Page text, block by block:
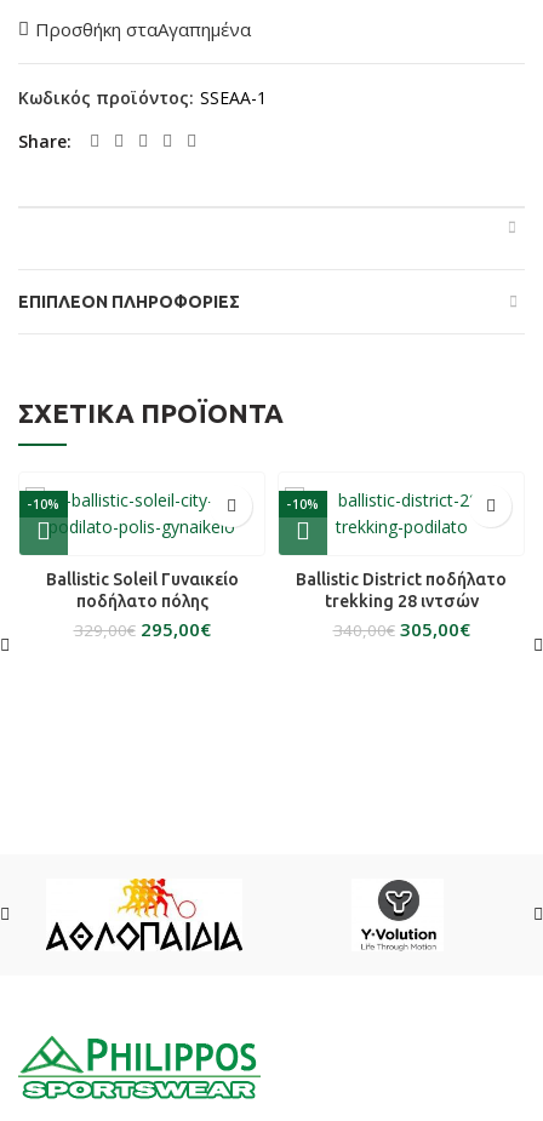
Προσθήκη σταΑγαπημένα
Κωδικός προϊόντος: SSEAA-1
Share
ΕΠΙΠΛΈΟΝ ΠΛΗΡΟΦΟΡΊΕΣ
ΣΧΕΤΙΚΆ ΠΡΟΪΌΝΤΑ
-10%
Ballistic Soleil Γυναικείο
ποδήλατο πόλης
329,00€ 295,00€
-10%
Ballistic District ποδήλατο
trekking 28 ιντσών
340,00€ 305,00€